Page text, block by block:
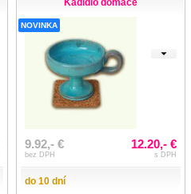
Kadidlo domáce
NOVINKA
9.92,- €
bez DPH
12.20,- €
s DPH
do 10 dní